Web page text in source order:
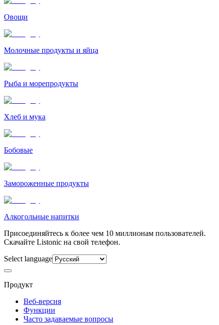
Овощи
Молочные продукты и яйца
Рыба и морепродукты
Хлеб и мука
Бобовые
Замороженные продукты
Алкогольные напитки
Присоединяйтесь к более чем 10 миллионам пользователей.
Скачайте Listonic на свой телефон.
Select language
Продукт
Веб-версия
Функции
Часто задаваемые вопросы